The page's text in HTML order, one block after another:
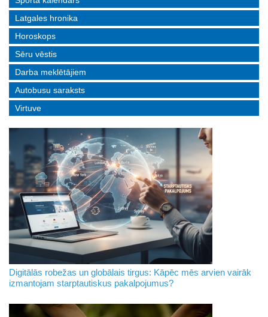
Latgales hronika
Horoskops
Sēru vēstis
Darba meklētājiem
Autobusu saraksts
Virtuve
Digitālās robežas un globālais tirgus: Kāpēc mēs arvien vairāk
izmantojam starptautiskus pakalpojumus?